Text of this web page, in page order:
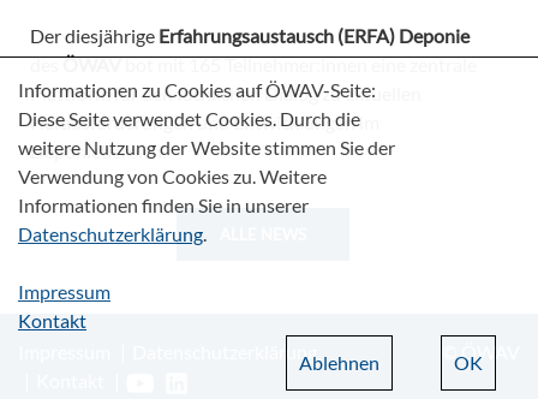
Der diesjährige Erfahrungsaustausch (ERFA) Deponie
desÖWAVbot mit 165 Teilnehmer:innen eine zentrale
Plattform für den fachlichen Dialog zu aktuellen
Herausforderungen und Entwicklungen im
Deponiebereich.
Datenschutzerklärung
© ÖWAV
Informationen zu Cookies auf ÖWAV-Seite:
Diese Seite verwendet Cookies. Durch die
weitere Nutzung der Website stimmen Sie der
Verwendung von Cookies zu. Weitere
Informationen finden Sie in unserer
Datenschutzerklärung.
Impressum
Kontakt
OK
Ablehnen